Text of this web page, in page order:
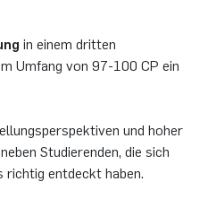
in einem dritten
Umfang von 97-100 CP ein
und hoher
Studierenden, die sich
richtig entdeckt haben.